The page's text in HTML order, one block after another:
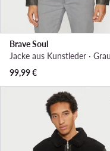
Brave Soul
Jacke aus Kunstleder · Grau
99,99€